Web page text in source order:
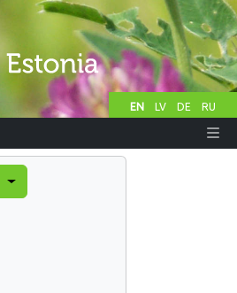
EN LV DE RU